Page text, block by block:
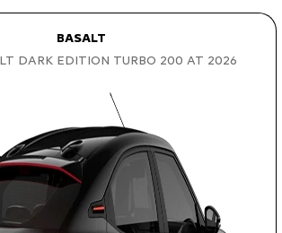
BASALT
DARK EDITION TURBO 200 AT 2026